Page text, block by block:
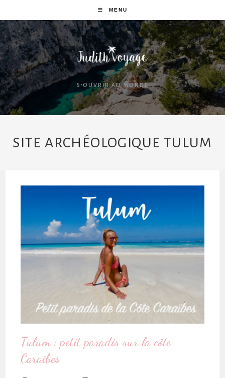
MENU
S'OUVRIR AU MONDE
SITE ARCHÉOLOGIQUE TULUM
Tulum : petit paradis sur la côte
Caraïbes